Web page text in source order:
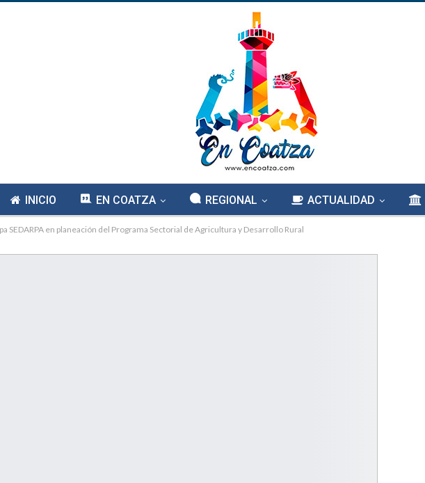
INICIO EN COATZA REGIONAL ACTUALIDAD
SEDARPA en planeación del Programa Sectorial de Agricultura y Desarrollo Rural